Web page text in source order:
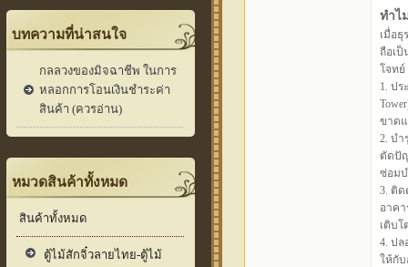
บทความที่น่าสนใจ
กลลวงของมิจฉาชีพ ในการ
หลอกการโอนเงินชำระค่า
สินค้า (ควรอ่าน)
หมวดสินค้าทั้งหมด
สินค้าทั้งหมด
ตู้ไม้สักจิ๋วลายไทย-ตู้ไม้
ทำไ
เมื่อธุ
ถือเป็
โจทย์
1. ปร
ขาด
2. บำ
ตัดปัญ
ซ่อมบ
3. ติด
อาคา
เติบโ
4. ปล
ให้กับ